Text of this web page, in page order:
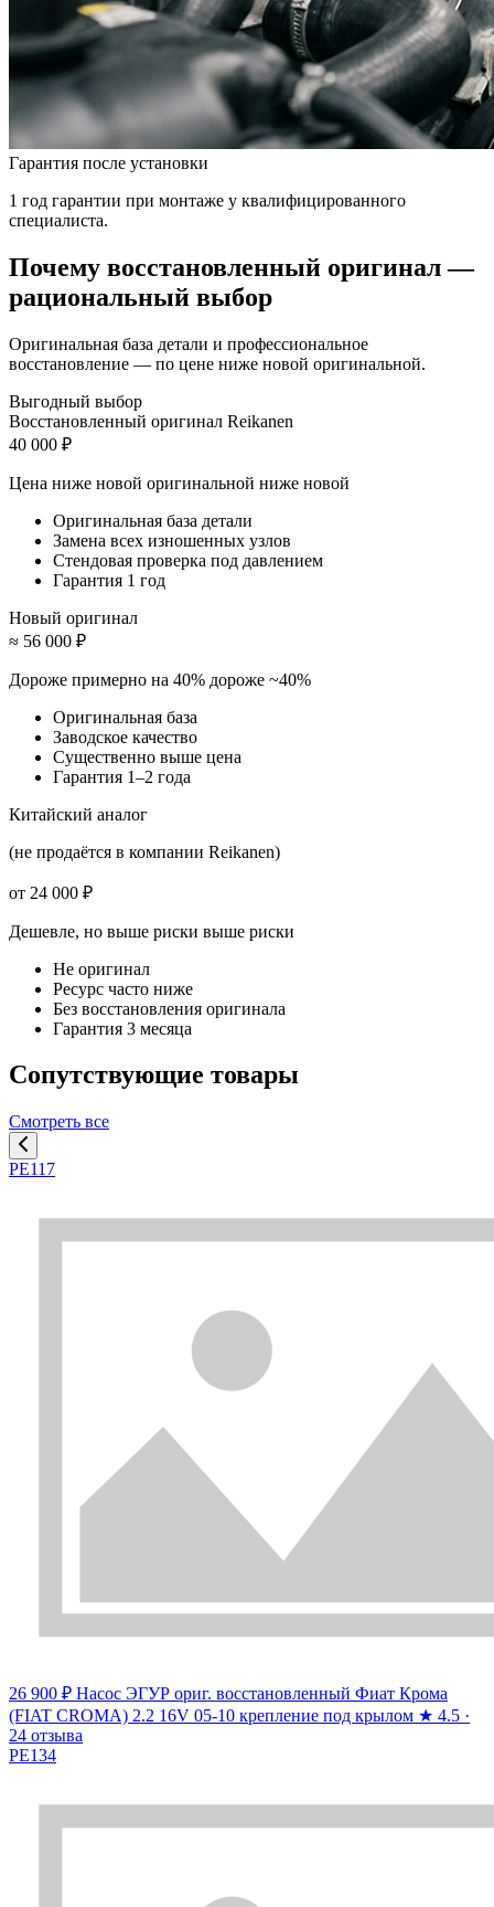
Гарантия после установки
1 год гарантии при монтаже у квалифицированного
специалиста.
Почему восстановленный оригинал —
рациональный выбор
Оригинальная база детали и профессиональное
восстановление — по цене ниже новой оригинальной.
Выгодный выбор
Восстановленный оригинал Reikanen
40 000 ₽
Цена ниже новой оригинальной ниже новой
Оригинальная база детали
Замена всех изношенных узлов
Стендовая проверка под давлением
Гарантия 1 год
Новый оригинал
≈ 56 000 ₽
Дороже примерно на 40% дороже ~40%
Оригинальная база
Заводское качество
Существенно выше цена
Гарантия 1–2 года
Китайский аналог
(не продаётся в компании Reikanen)
от 24 000 ₽
Дешевле, но выше риски выше риски
Не оригинал
Ресурс часто ниже
Без восстановления оригинала
Гарантия 3 месяца
Сопутствующие товары
Смотреть все
PE117
26 900 ₽ Насос ЭГУР ориг. восстановленный Фиат Крома
(FIAT CROMA) 2.2 16V 05-10 крепление под крылом ★ 4.5 ·
24 отзыва
PE134